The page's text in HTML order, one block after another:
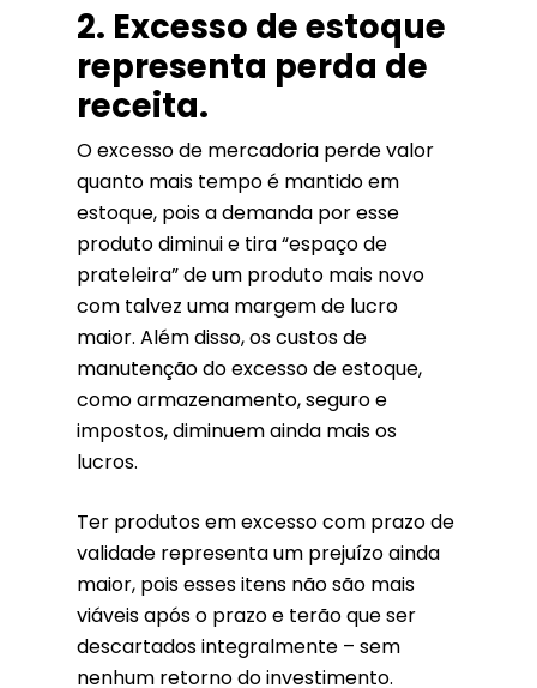
2. Excesso de estoque
representa perda de
receita.
O excesso de mercadoria perde valor
quanto mais tempo é mantido em
estoque, pois a demanda por esse
produto diminui e tira “espaço de
prateleira” de um produto mais novo
com talvez uma margem de lucro
maior. Além disso, os custos de
manutenção do excesso de estoque,
como armazenamento, seguro e
impostos, diminuem ainda mais os
lucros.
Ter produtos em excesso com prazo de
validade representa um prejuízo ainda
maior, pois esses itens não são mais
viáveis ​​após o prazo e terão que ser
descartados integralmente – sem
nenhum retorno do investimento.